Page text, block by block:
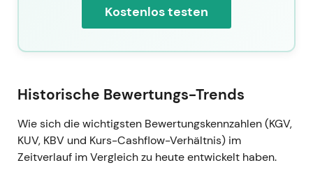
Veröffentlichung der Zahlen; Fortsetzung des
mehrjährigen Aufwärtstrends.
11. Jul. 2026 — Aktueller Kurs
Der Kurs spiegelt mehrere Jahre operativer
Auftragsbestand, Margenausweitung und den
reduzierten Streubesitz unter ACS wider; der
Markt bewertet die konsolidierte Größe und
Kostenlos testen
Historische Bewertungs-Trends
Wie sich die wichtigsten Bewertungskennzahlen (KGV,
KUV, KBV und Kurs-Cashflow-Verhältnis) im
Zeitverlauf im Vergleich zu heute entwickelt haben.